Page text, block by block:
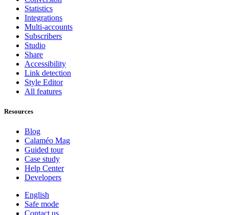
Statistics
Integrations
Multi-accounts
Subscribers
Studio
Share
Accessibility
Link detection
Style Editor
All features
Resources
Blog
Calaméo Mag
Guided tour
Case study
Help Center
Developers
English
Safe mode
Contact us